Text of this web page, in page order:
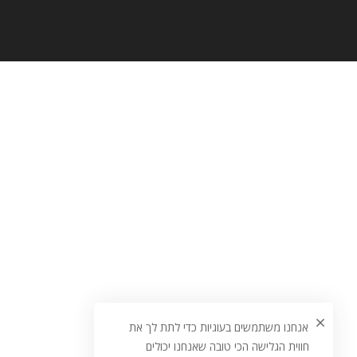
אנחנו משתמשים בעוגיות כדי לתת לך את
חווית הגלישה הכי טובה שאנחנו יכולים